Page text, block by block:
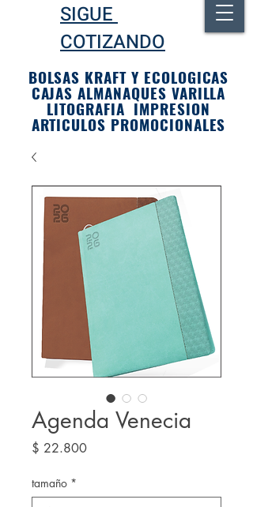
SIGUE
COTIZANDO
BOLSAS KRAFT Y ECOLOGICAS
CAJAS ALMANAQUES VARILLA
LITOGRAFIA IMPRESION
ARTICULOS PROMOCIONALES
Agenda Venecia
$ 22.800Precio
tamaño *